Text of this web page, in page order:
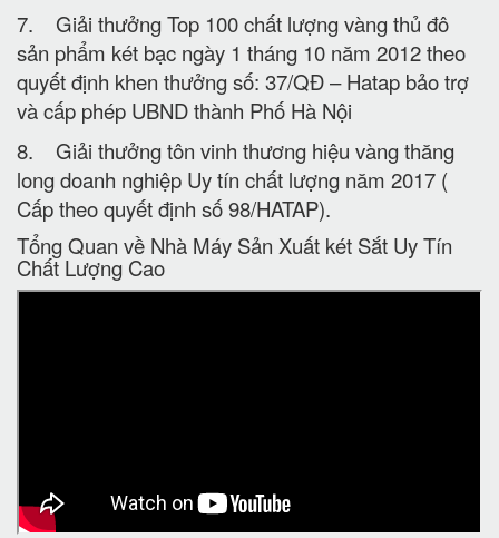
7. Giải thưởng Top 100 chất lượng vàng thủ đô
sản phẩm két bạc ngày 1 tháng 10 năm 2012 theo
quyết định khen thưởng số: 37/QĐ – Hatap bảo trợ
và cấp phép UBND thành Phố Hà Nội
8. Giải thưởng tôn vinh thương hiệu vàng thăng
long doanh nghiệp Uy tín chất lượng năm 2017 (
Cấp theo quyết định số 98/HATAP).
Tổng Quan về Nhà Máy Sản Xuất két Sắt Uy Tín
Chất Lượng Cao